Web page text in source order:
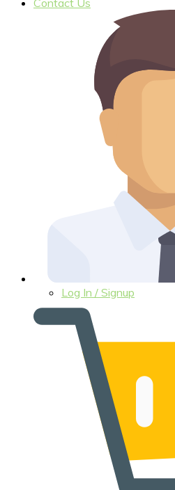
Contact Us
Log In / Signup